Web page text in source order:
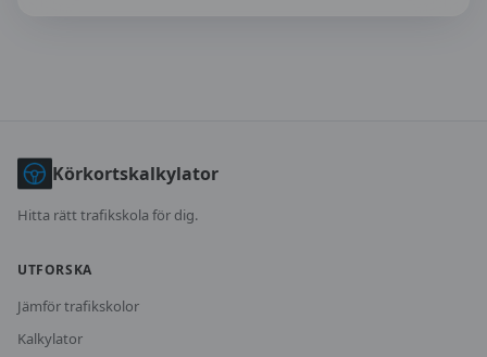
Körkortskalkylator
Hitta rätt trafikskola för dig.
UTFORSKA
Jämför trafikskolor
Kalkylator